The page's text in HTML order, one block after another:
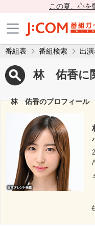
この夏、心を
番組表 番組検索 出
林 佑香に
林 佑香のプロフィール